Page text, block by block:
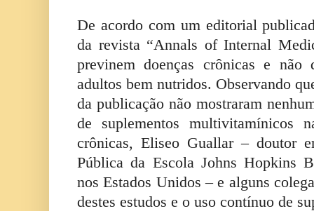
De acordo com um editorial
da revista “Annals of Internal
previnem doenças crônicas e não
adultos bem nutridos. Observando
da publicação não mostraram
de suplementos multivitamínicos
crônicas, Eliseo Guallar – doutor
Pública da Escola Johns Hopkins
nos Estados Unidos – e alguns
destes estudos e o uso contínuo de